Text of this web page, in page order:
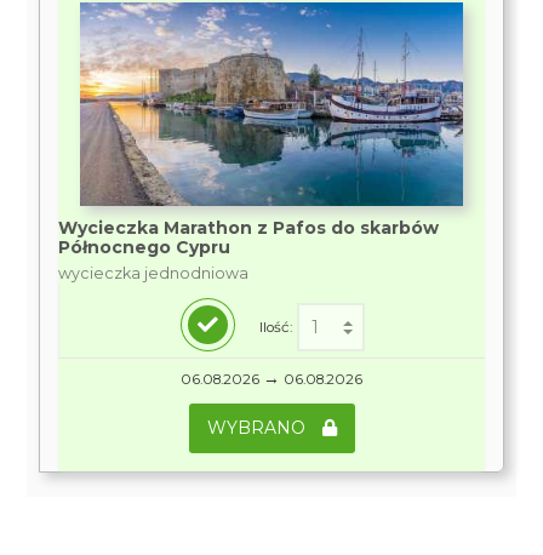
Wycieczka Marathon z Pafos do skarbów
Północnego Cypru
wycieczka jednodniowa
Ilość:
06.08.2026 → 06.08.2026
WYBRANO